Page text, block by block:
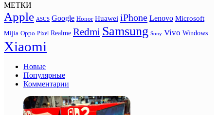
МЕТКИ
Apple ASUS Google Honor Huawei iPhone Lenovo Microsoft
Mijia Oppo Pixel Realme Redmi Samsung Sony Vivo Windows
Xiaomi
Новые
Популярные
Комментарии